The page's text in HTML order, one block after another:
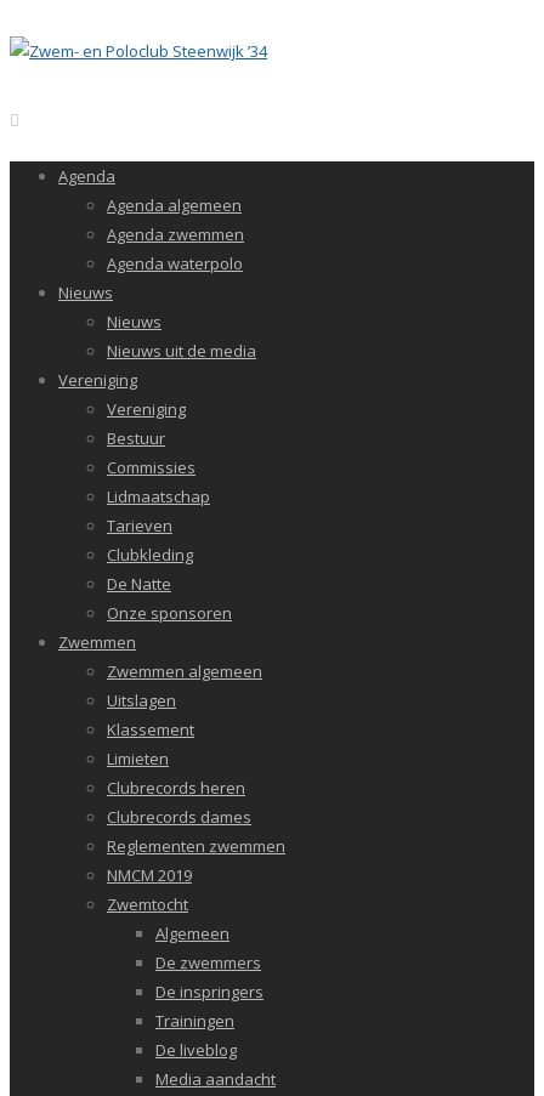
Agenda
Agenda algemeen
Agenda zwemmen
Agenda waterpolo
Nieuws
Nieuws
Nieuws uit de media
Vereniging
Vereniging
Bestuur
Commissies
Lidmaatschap
Tarieven
Clubkleding
De Natte
Onze sponsoren
Zwemmen
Zwemmen algemeen
Uitslagen
Klassement
Limieten
Clubrecords heren
Clubrecords dames
Reglementen zwemmen
NMCM 2019
Zwemtocht
Algemeen
De zwemmers
De inspringers
Trainingen
De liveblog
Media aandacht